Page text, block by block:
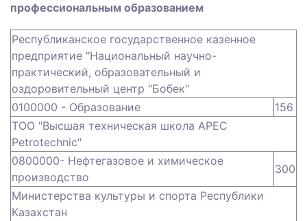
профессиональным образованием
Республиканское государственное казенное
предприятие "Национальный научно-
практический, образовательный и
оздоровительный центр "Бобек"
0100000 - Образование
156
ТОО "Высшая техническая школа APEC
Petrotechnic"
0800000- Нефтегазовое и химическое
производство
300
Министерства культуры и спорта Республики
Казахстан